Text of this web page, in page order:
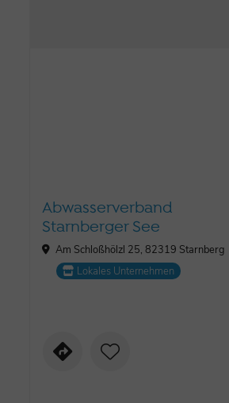
Abwasserverband
Starnberger See
Am Schloßhölzl 25, 82319 Starnberg
Lokales Unternehmen